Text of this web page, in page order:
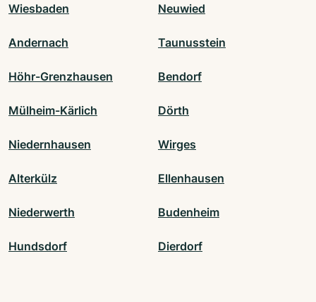
Wiesbaden Neuwied
Andernach Taunusstein
Höhr-Grenzhausen Bendorf
Mülheim-Kärlich Dörth
Niedernhausen Wirges
Alterkülz Ellenhausen
Niederwerth Budenheim
Hundsdorf Dierdorf